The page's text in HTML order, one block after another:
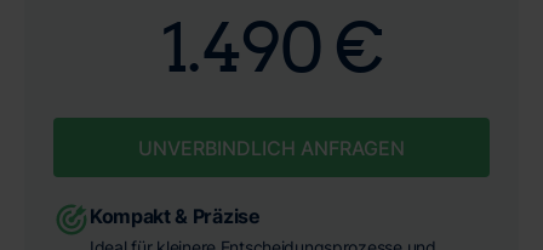
1.490 €
UNVERBINDLICH ANFRAGEN
Kompakt & Präzise